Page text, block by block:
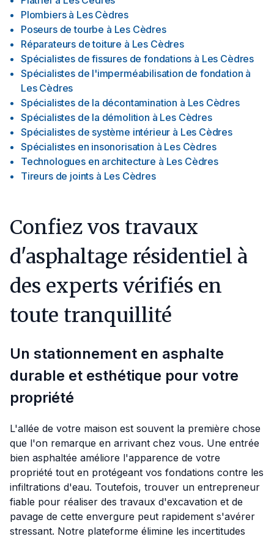
Plombiers à Les Cèdres
Poseurs de tourbe à Les Cèdres
Réparateurs de toiture à Les Cèdres
Spécialistes de fissures de fondations à Les Cèdres
Spécialistes de l'imperméabilisation de fondation à
Les Cèdres
Spécialistes de la décontamination à Les Cèdres
Spécialistes de la démolition à Les Cèdres
Spécialistes de système intérieur à Les Cèdres
Spécialistes en insonorisation à Les Cèdres
Technologues en architecture à Les Cèdres
Tireurs de joints à Les Cèdres
Confiez vos travaux
d'asphaltage résidentiel à
des experts vérifiés en
toute tranquillité
Un stationnement en asphalte
durable et esthétique pour votre
propriété
L'allée de votre maison est souvent la première chose
que l'on remarque en arrivant chez vous. Une entrée
bien asphaltée améliore l'apparence de votre
propriété tout en protégeant vos fondations contre les
infiltrations d'eau. Toutefois, trouver un entrepreneur
fiable pour réaliser des travaux d'excavation et de
pavage de cette envergure peut rapidement s'avérer
stressant. Notre plateforme élimine les incertitudes